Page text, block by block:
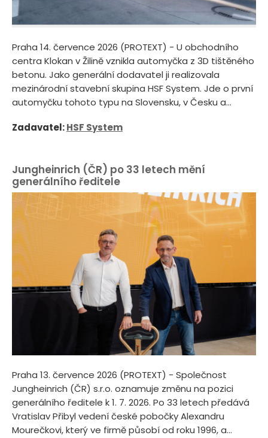
Praha 14. července 2026 (PROTEXT) - U obchodního
centra Klokan v Žilině vznikla automyčka z 3D tištěného
betonu. Jako generální dodavatel ji realizovala
mezinárodní stavební skupina HSF System. Jde o první
automyčku tohoto typu na Slovensku, v Česku a...
Zadavatel:HSF System
Jungheinrich (ČR) po 33 letech mění
generálního ředitele
Praha 13. července 2026 (PROTEXT) - Společnost
Jungheinrich (ČR) s.r.o. oznamuje změnu na pozici
generálního ředitele k 1. 7. 2026. Po 33 letech předává
Vratislav Přibyl vedení české pobočky Alexandru
Mourečkovi, který ve firmě působí od roku 1996, a...